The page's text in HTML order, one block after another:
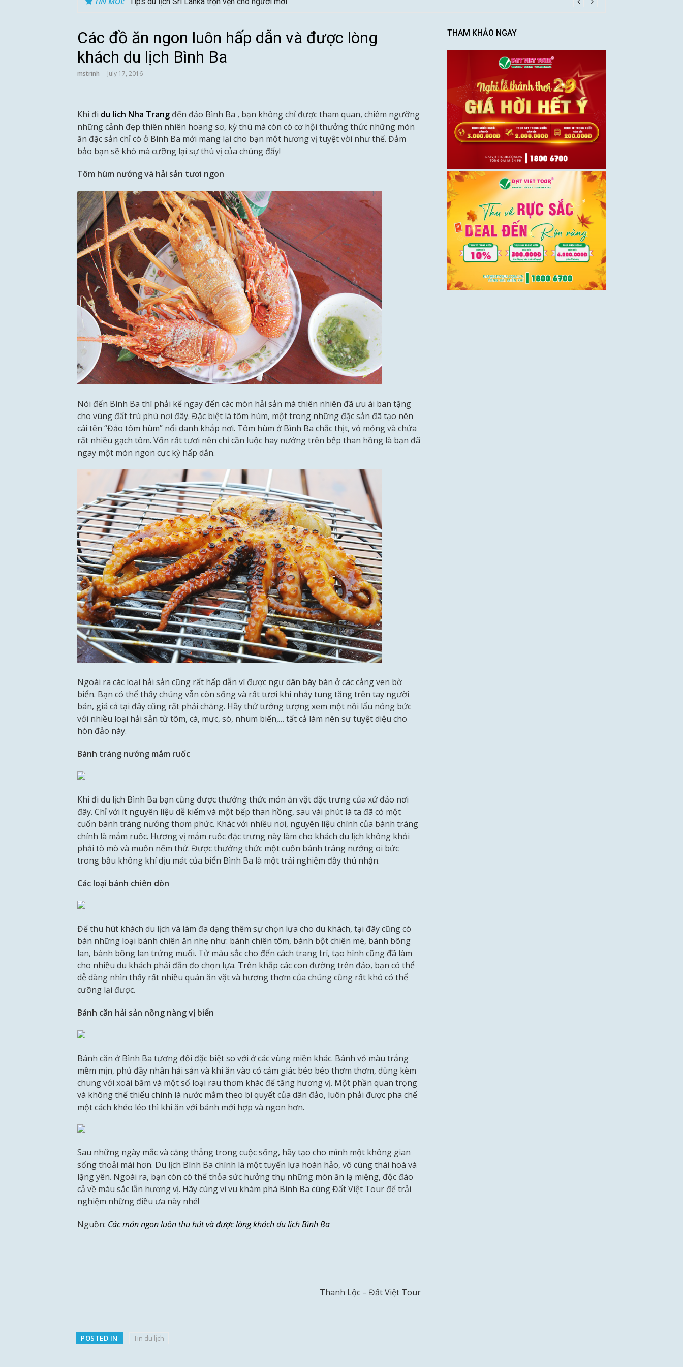
Các đồ ăn ngon luôn hấp dẫn và được lòng
khách du lịch Bình Ba
mstrinh July 17, 2016
Khi đi du lich Nha Trang đến đảo Bình Ba , bạn không chỉ được tham quan, chiêm ngưỡng
những cảnh đẹp thiên nhiên hoang sơ, kỳ thú mà còn có cơ hội thưởng thức những món
ăn đặc sản chỉ có ở Bình Ba mới mang lại cho bạn một hương vị tuyệt vời như thế. Đảm
bảo bạn sẽ khó mà cưỡng lại sự thú vị của chúng đấy!
Tôm hùm nướng và hải sản tươi ngon
Nói đến Bình Ba thì phải kể ngay đến các món hải sản mà thiên nhiên đã ưu ái ban tặng
cho vùng đất trù phú nơi đây. Đặc biệt là tôm hùm, một trong những đặc sản đã tạo nên
cái tên “Đảo tôm hùm” nổi danh khắp nơi. Tôm hùm ở Bình Ba chắc thịt, vỏ mỏng và chứa
rất nhiều gạch tôm. Vốn rất tươi nên chỉ cần luộc hay nướng trên bếp than hồng là bạn đã
ngay một món ngon cực kỳ hấp dẫn.
Ngoài ra các loại hải sản cũng rất hấp dẫn vì được ngư dân bày bán ở các cảng ven bờ
biển. Bạn có thể thấy chúng vẫn còn sống và rất tươi khi nhảy tung tăng trên tay người
bán, giá cả tại đây cũng rất phải chăng. Hãy thử tưởng tượng xem một nồi lẩu nóng bức
với nhiều loại hải sản từ tôm, cá, mực, sò, nhum biển,… tất cả làm nên sự tuyệt diệu cho
hòn đảo này.
Bánh tráng nướng mắm ruốc
Khi đi du lịch Bình Ba bạn cũng được thưởng thức món ăn vặt đặc trưng của xứ đảo nơi
đây. Chỉ với ít nguyên liệu dễ kiếm và một bếp than hồng, sau vài phút là ta đã có một
cuốn bánh tráng nướng thơm phức. Khác với nhiều nơi, nguyên liệu chính của bánh tráng
chính là mắm ruốc. Hương vị mắm ruốc đặc trưng này làm cho khách du lịch không khỏi
phải tò mò và muốn nếm thử. Được thưởng thức một cuốn bánh tráng nướng oi bức
trong bầu không khí dịu mát của biển Bình Ba là một trải nghiệm đầy thú nhận.
Các loại bánh chiên dòn
Để thu hút khách du lịch và làm đa dạng thêm sự chọn lựa cho du khách, tại đây cũng có
bán những loại bánh chiên ăn nhẹ như: bánh chiên tôm, bánh bột chiên mè, bánh bông
lan, bánh bông lan trứng muối. Từ màu sắc cho đến cách trang trí, tạo hình cũng đã làm
cho nhiều du khách phải đắn đo chọn lựa. Trên khắp các con đường trên đảo, bạn có thể
dễ dàng nhìn thấy rất nhiều quán ăn vặt và hương thơm của chúng cũng rất khó có thể
cưỡng lại được.
Bánh căn hải sản nồng nàng vị biển
Bánh căn ở Bình Ba tương đối đặc biệt so với ở các vùng miền khác. Bánh vỏ màu trắng
mềm mịn, phủ đầy nhân hải sản và khi ăn vào có cảm giác béo béo thơm thơm, dùng kèm
chung với xoài băm và một số loại rau thơm khác để tăng hương vị. Một phần quan trọng
và không thể thiếu chính là nước mắm theo bí quyết của dân đảo, luôn phải được pha chế
một cách khéo léo thì khi ăn với bánh mới hợp và ngon hơn.
Sau những ngày mắc và căng thẳng trong cuộc sống, hãy tạo cho mình một không gian
sống thoải mái hơn. Du lịch Bình Ba chính là một tuyển lựa hoàn hảo, vô cùng thái hoà và
lặng yên. Ngoài ra, bạn còn có thể thỏa sức hưởng thụ những món ăn lạ miệng, độc đáo
cả về màu sắc lẫn hương vị. Hãy cùng vi vu khám phá Bình Ba cùng Đất Việt Tour để trải
nghiệm những điều ưa này nhé!
Nguồn: Các món ngon luôn thu hút và được lòng khách du lịch Bình Ba
Thanh Lộc – Đất Việt Tour
POSTED IN Tin du lịch
THAM KHẢO NGAY